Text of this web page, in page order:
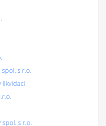
spol. s r.o.
likvidaci
spol. s r.o.